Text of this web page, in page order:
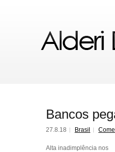
Bancos
27.8.18 Brasil
Alta inadimplência nos